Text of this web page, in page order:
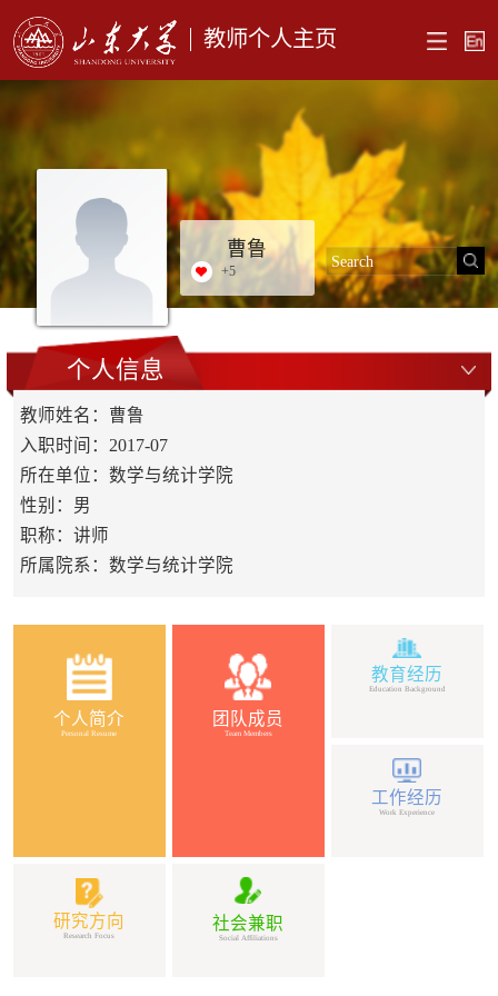
教师个人主页
曹鲁
+5
个人信息
教师姓名：曹鲁
入职时间：2017-07
所在单位：数学与统计学院
性别：男
职称：讲师
所属院系：数学与统计学院
个人简介
Personal Resume
团队成员
Team Members
教育经历
Education Background
工作经历
Work Experience
研究方向
Research Focus
社会兼职
Social Affiliations